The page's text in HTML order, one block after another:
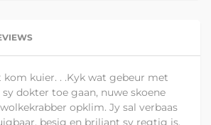
kom kuier. . .Kyk wat gebeur met
sy dokter toe gaan, nuwe skoene
opklim. Jy sal verbaas
besig en briljant sy regtig is.